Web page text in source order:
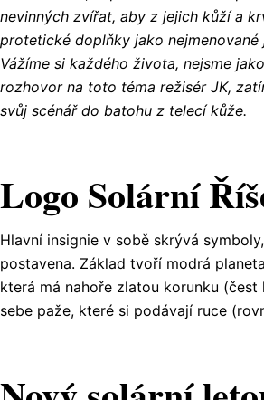
nevinných zvířat, aby z jejich kůží a
protetické doplňky jako nejmenované
Vážíme si každého života, nejsme
rozhovor na toto téma režisér JK,
svůj scénář do batohu z telecí kůže.
Logo Solární
Hlavní insignie v sobě skrývá
postavena. Základ tvoří modrá
která má nahoře zlatou korunku
sebe paže, které si podávají ruce